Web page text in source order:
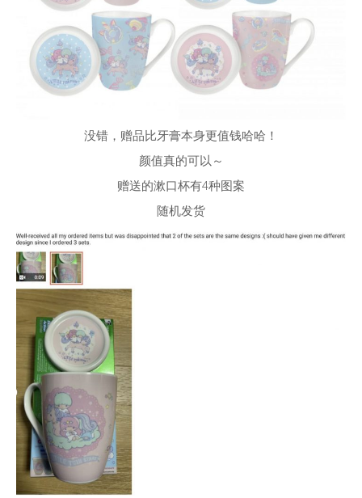
没错，赠品比牙膏本身更值钱哈哈！
颜值真的可以～
赠送的漱口杯有4种图案
随机发货